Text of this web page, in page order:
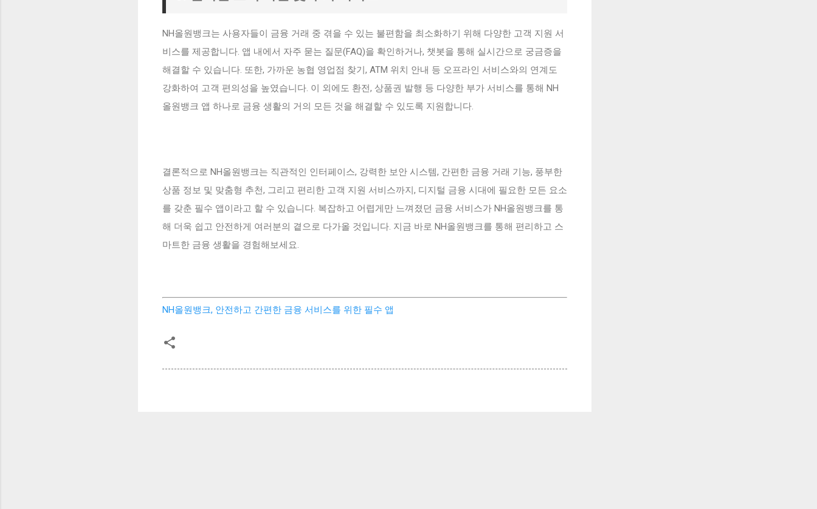
NH올원뱅크는 사용자들이 금융 거래 중 겪을 수 있는 불편함을 최소화하기 위해 다양한 고객 지원 서
비스를 제공합니다. 앱 내에서 자주 묻는 질문(FAQ)을 확인하거나, 챗봇을 통해 실시간으로 궁금증을
해결할 수 있습니다. 또한, 가까운 농협 영업점 찾기, ATM 위치 안내 등 오프라인 서비스와의 연계도
강화하여 고객 편의성을 높였습니다. 이 외에도 환전, 상품권 발행 등 다양한 부가 서비스를 통해 NH
올원뱅크 앱 하나로 금융 생활의 거의 모든 것을 해결할 수 있도록 지원합니다.
결론적으로 NH올원뱅크는 직관적인 인터페이스, 강력한 보안 시스템, 간편한 금융 거래 기능, 풍부한
상품 정보 및 맞춤형 추천, 그리고 편리한 고객 지원 서비스까지, 디지털 금융 시대에 필요한 모든 요소
를 갖춘 필수 앱이라고 할 수 있습니다. 복잡하고 어렵게만 느껴졌던 금융 서비스가 NH올원뱅크를 통
해 더욱 쉽고 안전하게 여러분의 곁으로 다가올 것입니다. 지금 바로 NH올원뱅크를 통해 편리하고 스
마트한 금융 생활을 경험해보세요.
NH올원뱅크, 안전하고 간편한 금융 서비스를 위한 필수 앱